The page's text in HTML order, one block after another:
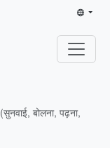
बोलना, पढ़ना,